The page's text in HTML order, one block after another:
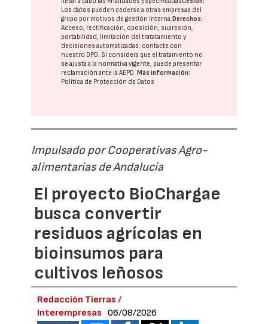
Los datos pueden cederse a otras empresas del
grupo por motivos de gestión interna. Derechos:
Acceso, rectificación, oposición, supresión,
portabilidad, limitación del tratatamiento y
decisiones automatizadas: contacte con
nuestro DPD. Si considera que el tratamiento no
se ajusta a la normativa vigente, puede presentar
reclamación ante laAEPD. Más información:
Política de Protección de Datos
Impulsado por Cooperativas Agro-
alimentarias de Andalucía
El proyecto BioChargae
busca convertir
residuos agrícolas en
bioinsumos para
cultivos leñosos
Redacción Tierras /
Interempresas
06/08/2026